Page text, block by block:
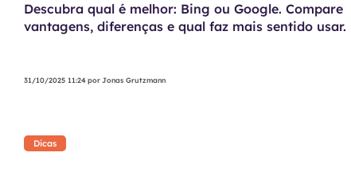
Descubra qual é melhor: Bing ou Google. Compare
vantagens, diferenças e qual faz mais sentido usar.
31/10/2025 11:24porJonas Grutzmann
Dicas